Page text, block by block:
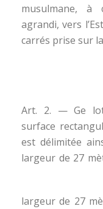
musulmane, à
agrandi, vers
carrés prise sur
Art. 2. — Ge
surface
est délimitée
largeur de 27
largeur de 27